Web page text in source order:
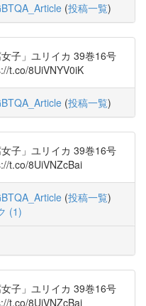
(投稿一覧)
子」ユリイカ 39巻16号
t.co/8UiVNYV0iK
(投稿一覧)
子」ユリイカ 39巻16号
t.co/8UiVNZcBai
(投稿一覧)
(1)
子」ユリイカ 39巻16号
t.co/8UiVNZcBai